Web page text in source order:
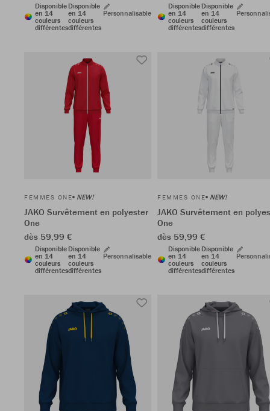
Disponible
en 14
couleurs
différentes
Disponible
en 14
couleurs
différentes
Personnalisable
Disponible
en 14
couleurs
différentes
Disponible
en 14
couleurs
différentes
FEMMES ONE NEW!
JAKO Survêtement en polyester
One
dès 59,99 €
Disponible
en 14
couleurs
différentes
Disponible
en 14
couleurs
différentes
Personnalisable
FEMMES ONE NEW!
JAKO Survêtement en
One
dès 59,99 €
Disponible
en 14
couleurs
différentes
Disponible
en 14
couleurs
différentes